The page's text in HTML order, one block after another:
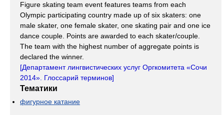
Figure skating team event features teams from each
Olympic participating country made up of six skaters: one
male skater, one female skater, one skating pair and one ice
dance couple. Points are awarded to each skater/couple.
The team with the highest number of aggregate points is
declared the winner.
[Департамент лингвистических услуг Оргкомитета «Сочи
2014». Глоссарий терминов]
Тематики
фигурное катание